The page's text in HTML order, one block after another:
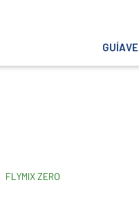
FLYMIX ZERO